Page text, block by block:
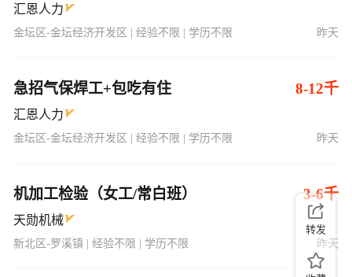
汇恩人力
金坛区-金坛经济开发区 | 经验不限 | 学历不限 昨天
急招气保焊工+包吃有住 8-12千
汇恩人力
金坛区-金坛经济开发区 | 经验不限 | 学历不限 昨天
机加工检验（女工/常白班） 3-6千
天勋机械
新北区-罗溪镇 | 经验不限 | 学历不限 昨天
转发